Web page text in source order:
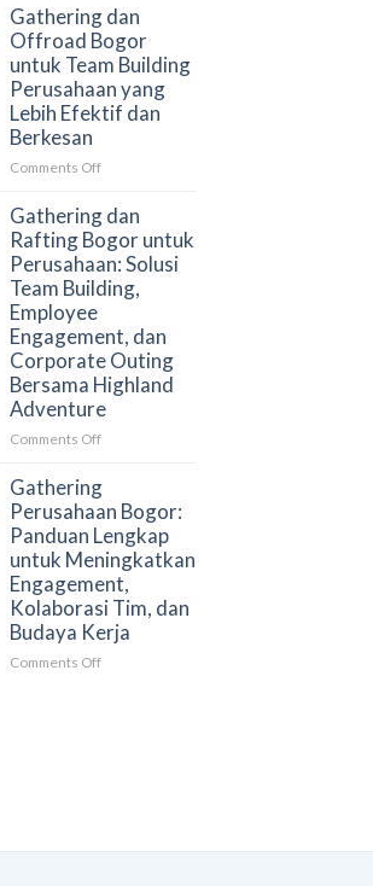
Menyusun
Gathering
Perusahaan
Tanpa
Merepotkan
HRD:
Strategis
Mengurangi
Beban
Koordinasi
dan
Meningkatkan
Acara
Gathering dan
Offroad Bogor
untuk Team Building
Perusahaan yang
Lebih Efektif dan
Berkesan
Comments Offon
dan
Offroad
Bogor
untuk
Team
Perusahaan
yang
Lebih
Efektif
Gathering dan
Rafting Bogor untuk
Perusahaan: Solusi
Team Building,
Employee
Engagement, dan
Corporate Outing
Bersama Highland
Adventure
Comments Offon
dan
Rafting
Bogor
untuk
Perusahaan:
Solusi
Team
Building,
Employee
Gathering
Perusahaan Bogor:
Panduan Lengkap
untuk Meningkatkan
Engagement,
Kolaborasi Tim, dan
Budaya Kerja
Comments Offon
Kolaborasi